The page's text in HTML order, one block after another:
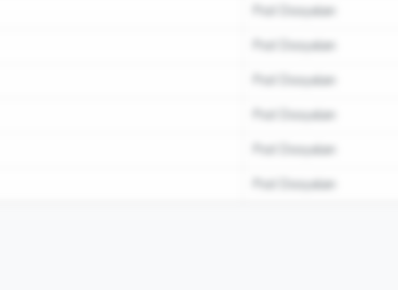
Psd Dosyaları
Psd Dosyaları
Psd Dosyaları
Psd Dosyaları
Psd Dosyaları
Psd Dosyaları